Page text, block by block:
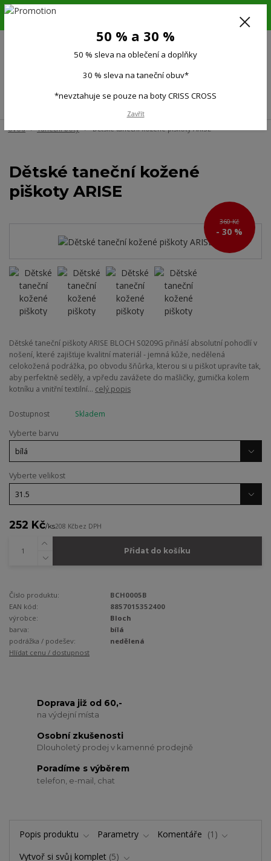
6.-16.8.26. DOVOLENÁ !!! 50 % SLEVA na všechno oblečení a doplňky !!!
(Po-Pá 9:00-15.00)
Úvod Taneční boty Dětské taneční kožené piškoty ARISE
Dětské taneční kožené
piškoty ARISE
360 Kč
- 30 %
Dětské taneční piškoty ARISE BLOCH S0209G přináší absolutní pohodlí v
nošení, které zajišťuje kvalitní materiál - jemná kůže, nedělená
celokožená podrážka, po obvodu šňůrka, kterou si u piškot upravíte tak,
aby perfektně seděly, a vpředu zavážete do mašličky, gumička kolem
kotníku a vnitřní textilní... celý popis
Dostupnost
Skladem
Vyberte barvu
Vyberte velikost
252 Kč/ks208 Kčbez DPH
Přidat do košíku
Číslo produktu:
BCH0005B
EAN kód:
8857015352400
výrobce:
Bloch
barva:
bílá
podrážka / podešev:
nedělená
Hlídat cenu / dostupnost
Doprava již od 60,-
na výdejní místa
Osobní zkušenosti
Dlouholetý prodej v kamenné prodejně
Poradíme s výběrem
telefon, e-mail, chat
Popis produktu Parametry Komentáře
1
Vytvoř si svůj komplet 5
50 % a 30 %
50 % sleva na oblečení a doplňky
30 % sleva na taneční obuv*
*nevztahuje se pouze na boty CRISS CROSS
Zavřít